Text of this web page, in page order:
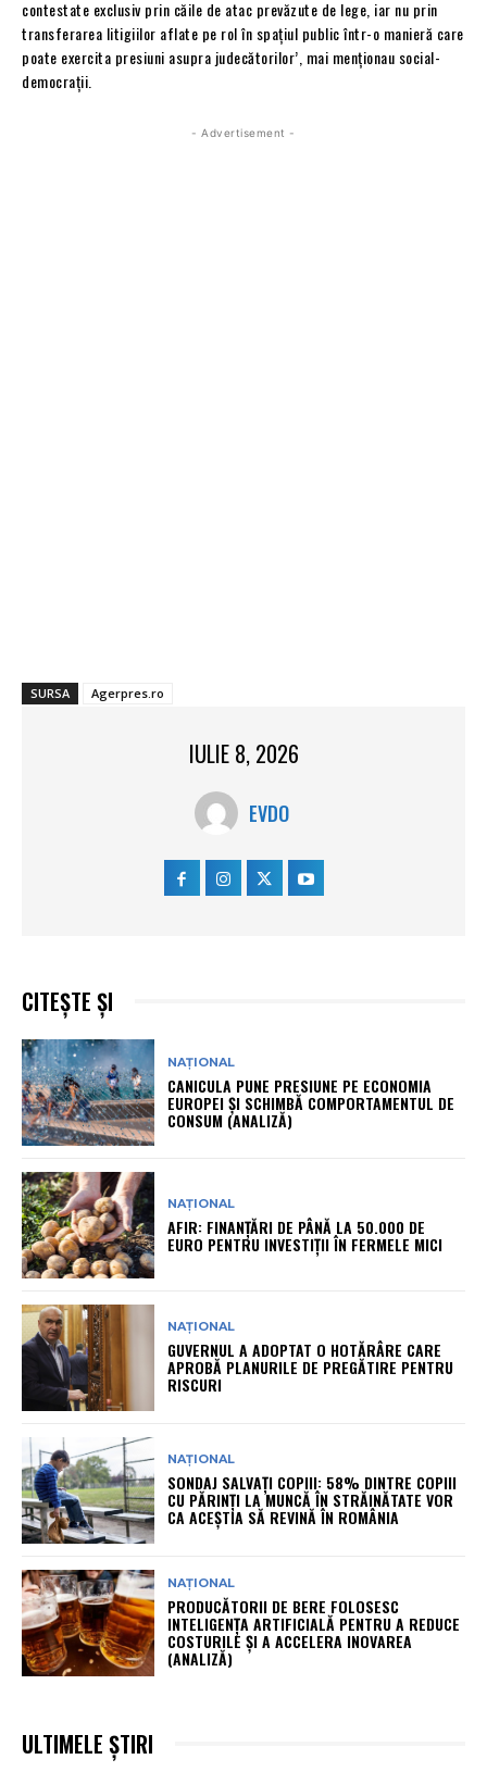
contestate exclusiv prin căile de atac prevăzute de lege, iar nu prin
transferarea litigiilor aflate pe rol în spațiul public într-o manieră care
poate exercita presiuni asupra judecătorilor’, mai menționau social-
democrații.
- Advertisement -
SURSA Agerpres.ro
IULIE 8, 2026
EVDO
CITEȘTE ȘI
NAȚIONAL
CANICULA PUNE PRESIUNE PE ECONOMIA
EUROPEI ȘI SCHIMBĂ COMPORTAMENTUL DE
CONSUM (ANALIZĂ)
NAȚIONAL
AFIR: FINANȚĂRI DE PÂNĂ LA 50.000 DE
EURO PENTRU INVESTIȚII ÎN FERMELE MICI
NAȚIONAL
GUVERNUL A ADOPTAT O HOTĂRÂRE CARE
APROBĂ PLANURILE DE PREGĂTIRE PENTRU
RISCURI
NAȚIONAL
SONDAJ SALVAȚI COPIII: 58% DINTRE COPIII
CU PĂRINȚI LA MUNCĂ ÎN STRĂINĂTATE VOR
CA ACEȘTIA SĂ REVINĂ ÎN ROMÂNIA
NAȚIONAL
PRODUCĂTORII DE BERE FOLOSESC
INTELIGENȚA ARTIFICIALĂ PENTRU A REDUCE
COSTURILE ȘI A ACCELERA INOVAREA
(ANALIZĂ)
ULTIMELE ȘTIRI